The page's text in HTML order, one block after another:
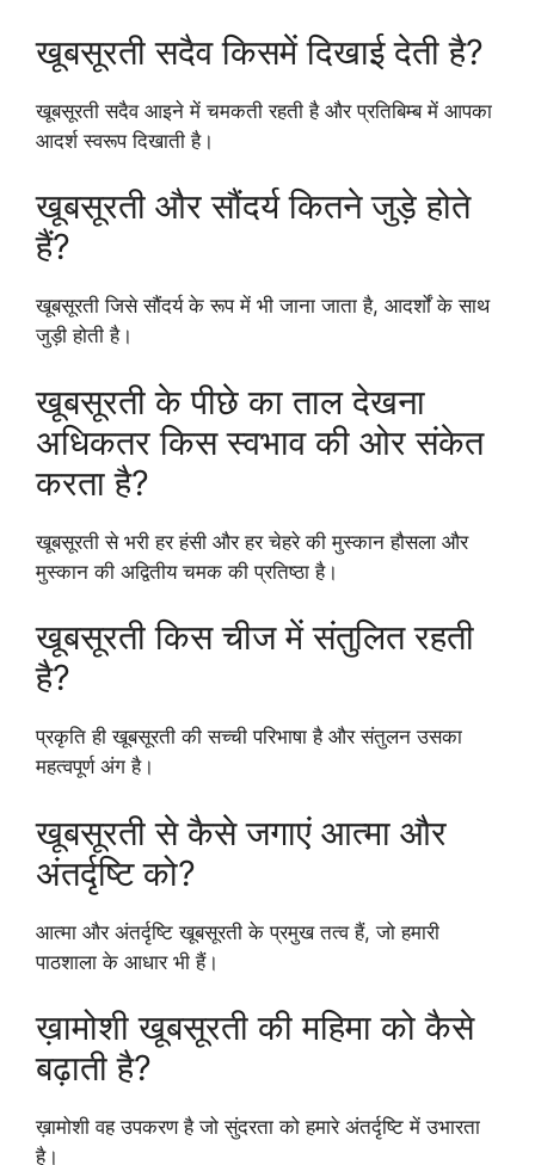
खूबसूरती सदैव किसमें दिखाई देती है?
खूबसूरती सदैव आइने में चमकती रहती है और प्रतिबिम्ब में आपका
आदर्श स्वरूप दिखाती है।
खूबसूरती और सौंदर्य कितने जुड़े होते
हैं?
खूबसूरती जिसे सौंदर्य के रूप में भी जाना जाता है, आदर्शों के साथ
जुड़ी होती है।
खूबसूरती के पीछे का ताल देखना
अधिकतर किस स्वभाव की ओर संकेत
करता है?
खूबसूरती से भरी हर हंसी और हर चेहरे की मुस्कान हौसला और
मुस्कान की अद्वितीय चमक की प्रतिष्ठा है।
खूबसूरती किस चीज में संतुलित रहती
है?
प्रकृति ही खूबसूरती की सच्ची परिभाषा है और संतुलन उसका
महत्वपूर्ण अंग है।
खूबसूरती से कैसे जगाएं आत्मा और
अंतर्दृष्टि को?
आत्मा और अंतर्दृष्टि खूबसूरती के प्रमुख तत्व हैं, जो हमारी
पाठशाला के आधार भी हैं।
ख़ामोशी खूबसूरती की महिमा को कैसे
बढ़ाती है?
ख़ामोशी वह उपकरण है जो सुंदरता को हमारे अंतर्दृष्टि में उभारता
है।